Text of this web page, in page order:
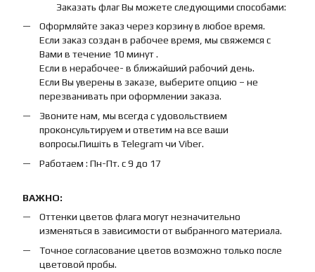
Заказать флаг Вы можете следующими способами:
Оформляйте заказ через корзину в любое время.
Если заказ создан в рабочее время, мы свяжемся с
Вами в течение 10 минут .
Если в нерабочее- в ближайший рабочий день.
Если Вы уверены в заказе, выберите опцию – не
перезванивать при оформлении заказа.
Звоните нам, мы всегда с удовольствием
проконсультируем и ответим на все ваши
вопросы.Пишіть в Telegram чи Viber.
Работаем : Пн-Пт. с 9 до 17
ВАЖНО:
Оттенки цветов флага могут незначительно
изменяться в зависимости от выбранного материала.
Точное согласование цветов возможно только после
цветовой пробы.